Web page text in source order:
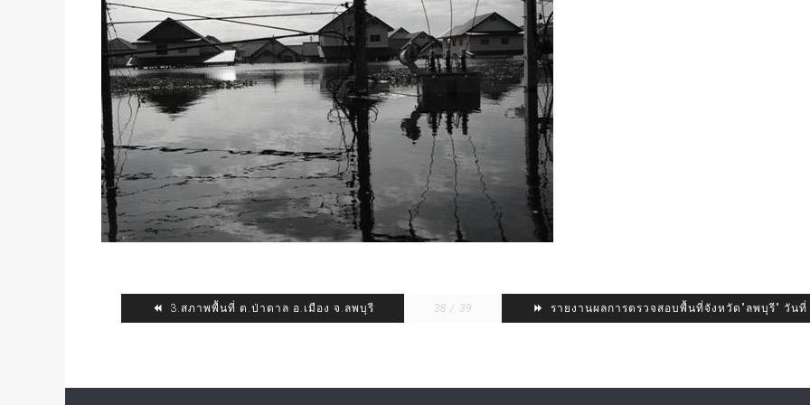
3.สภาพพื้นที่ ต.ป่าตาล อ.เมือง จ.ลพบุรี 38 / 39 รายงานผลการตรวจสอบพื้นที่จังหวัด"ลพบุรี" วัน